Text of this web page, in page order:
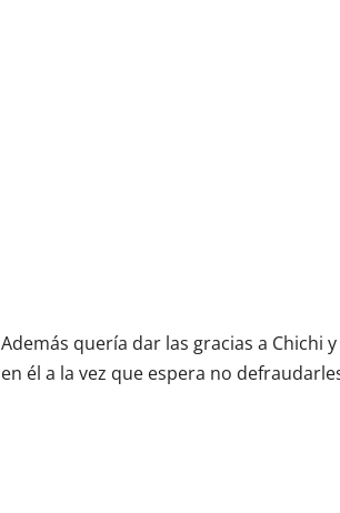
Además quería dar las gracias a Chichi
en él a la vez que espera no